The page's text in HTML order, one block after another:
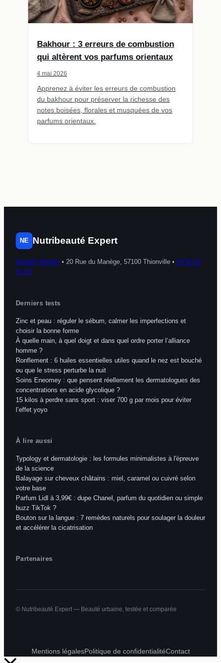
Bakhour : 3 erreurs de combustion
qui altèrent vos parfums orientaux
4 mai 2026
Apprenez à éviter les erreurs de combustion
du bakhour pour préserver la richesse des
notes boisées, florales et musquées de vos
parfums orientaux.
NE Nutribeauté Expert
Beauté Urbaine • 20 Rue du Manège, 57100 Thionville • 03 82 53
51 53
Derniers tests
Zinc et peau : réguler le sébum, calmer les imperfections et
choisir la bonne forme
À quelle main, à quel doigt et dans quel ordre porter l’alliance
homme ?
Ronflement : 6 huiles essentielles utiles quand le nez est bouché
ou que le stress perturbe la nuit
Soins Eneomey : que pensent réellement les dermatologues des
concentrations en acide glycolique ?
15 kilos à perdre sans sport : viser 700 g par mois pour éviter
l’effet yoyo
À lire aussi
Typology et dermatologie : les formules minimalistes à l'épreuve
de la science
Balayage sur cheveux châtains : miel, caramel ou cuivré selon
votre base
Parfum Lidl à 3,99€ : dupe Chanel, parfum du quotidien ou simple
buzz TikTok ?
Bouton sur la langue : 7 remèdes naturels pour soulager la douleur
et accélérer la cicatrisation
Partenaires
© Nutribeauté Expert — Beauté urbaine, testée et comparée
Mentions légalesPolitique de confidentialitéContact